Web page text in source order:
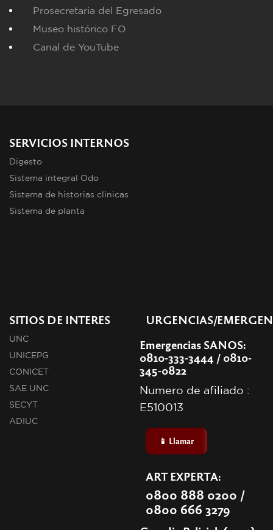
Prosecretaria del Egresado
Museo histórico FO
Canal de YouTube
SERVICIOS INTERNOS
Digesto
Sistema integral Odo
Sistema de historias clinicas
Sistema de planta
SITIOS DE INTERES
UNC
UNICEPG
CONICET
SAE UNC
SECYT
ADIUC
URGENCIAS/
Emergencias SANOS:
0810-333-3444 / 0810-
345-0822
Numero de afiliado :
E510013
📱 Llamar
ART EXPERTA:
0800 888 0200 /
0800 666 3279